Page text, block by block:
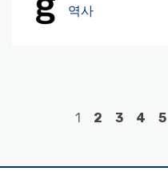
역사
1 2 3 4 5